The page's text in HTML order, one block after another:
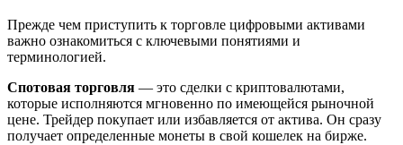
Прежде чем приступить к торговле цифровыми активами
важно ознакомиться с ключевыми понятиями и
терминологией.
Спотовая торговля — это сделки с криптовалютами,
которые исполняются мгновенно по имеющейся рыночной
цене. Трейдер покупает или избавляется от актива. Он сразу
получает определенные монеты в свой кошелек на бирже.